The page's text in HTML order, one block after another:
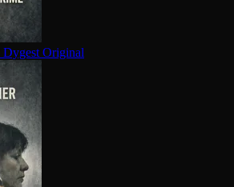
Dygest Original